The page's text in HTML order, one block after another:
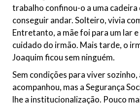
trabalho confinou-o a uma cadeira
conseguir andar. Solteiro, vivia
Entretanto, a mãe foi para um lar
cuidado do irmão. Mais tarde, o
Joaquim ficou sem ninguém.
Sem condições para viver sozinho,
acompanhou, mas a Segurança
lhe a institucionalização. Pouco